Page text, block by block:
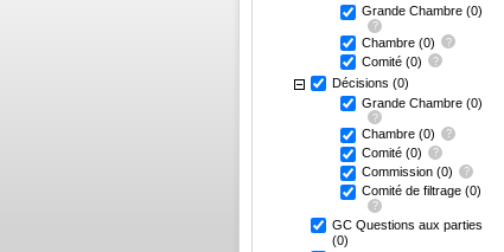
Grande Chambre (0)
Chambre (0)
Comité (0)
Décisions (0)
Grande Chambre (0)
Chambre (0)
Comité (0)
Commission (0)
Comité de filtrage (0)
GC Questions aux parties
(0)